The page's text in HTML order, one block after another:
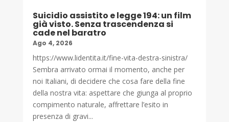
Suicidio assistito e legge 194: un film
già visto. Senza trascendenza si
cade nel baratro
Ago 4, 2026
https://www.lidentita.it/fine-vita-destra-sinistra/
Sembra arrivato ormai il momento, anche per
noi Italiani, di decidere che cosa fare della fine
della nostra vita: aspettare che giunga al proprio
compimento naturale, affrettare l’esito in
presenza di gravi...